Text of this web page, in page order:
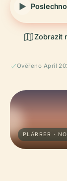
Zobrazit
Ověřeno April
PLÄRRER ·